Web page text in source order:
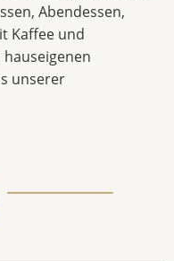
Abendessen,
Kaffee und
hauseigenen
unserer